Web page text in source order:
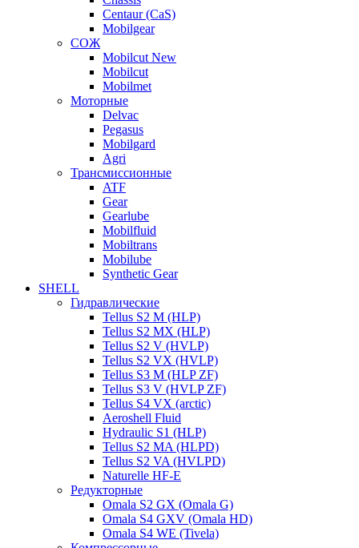
Centaur (CaS)
Mobilgear
СОЖ
Mobilcut New
Mobilcut
Mobilmet
Моторные
Delvac
Pegasus
Mobilgard
Agri
Трансмиссионные
ATF
Gear
Gearlube
Mobilfluid
Mobiltrans
Mobilube
Synthetic Gear
SHELL
Гидравлические
Tellus S2 M (HLP)
Tellus S2 MХ (HLP)
Tellus S2 V (HVLP)
Tellus S2 VX (HVLP)
Tellus S3 M (HLP ZF)
Tellus S3 V (HVLP ZF)
Tellus S4 VX (arctic)
Aeroshell Fluid
Hydraulic S1 (HLP)
Tellus S2 MA (HLPD)
Tellus S2 VA (HVLPD)
Naturelle HF-E
Редукторные
Omala S2 GX (Omala G)
Omala S4 GXV (Omala HD)
Omala S4 WE (Tivela)